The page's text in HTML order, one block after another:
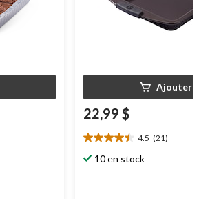
Ajouter
22,99 $
4.5 (21)
4.5
étoile(s)
10 en stock